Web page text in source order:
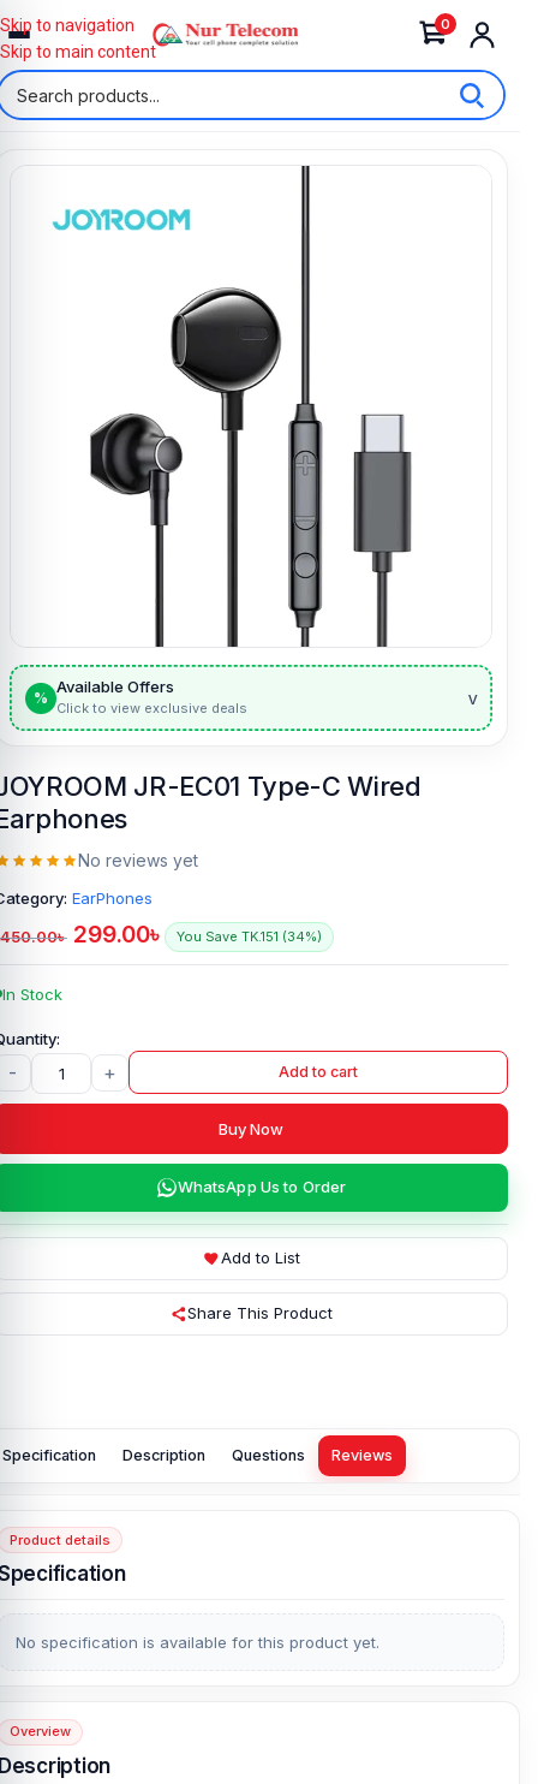
0
Skip to navigation
Skip to main content
%
Available Offers
Click to view exclusive deals v
JR-EC01 Type-C Wired
No reviews yet
EarPhones
450.00৳ 299.00৳ You Save TK.151 (34%)
In Stock
- + Add to cart
Buy Now
WhatsApp Us to Order
Add to List
Share This Product
Specification Description Questions Reviews
Product details
No specification is available for this product yet.
Overview